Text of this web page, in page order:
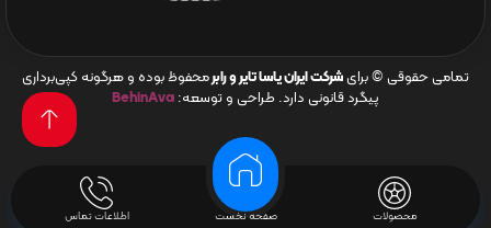
محصولات صفحه نخست اطلاعات تماس
تمامی حقوقی © برای شرکت ایران یاسا تایر و رابرمحفوظ بوده و هرگونه کپی‌برداری
پیگرد قانونی دارد. طراحی و توسعه: BehinAva